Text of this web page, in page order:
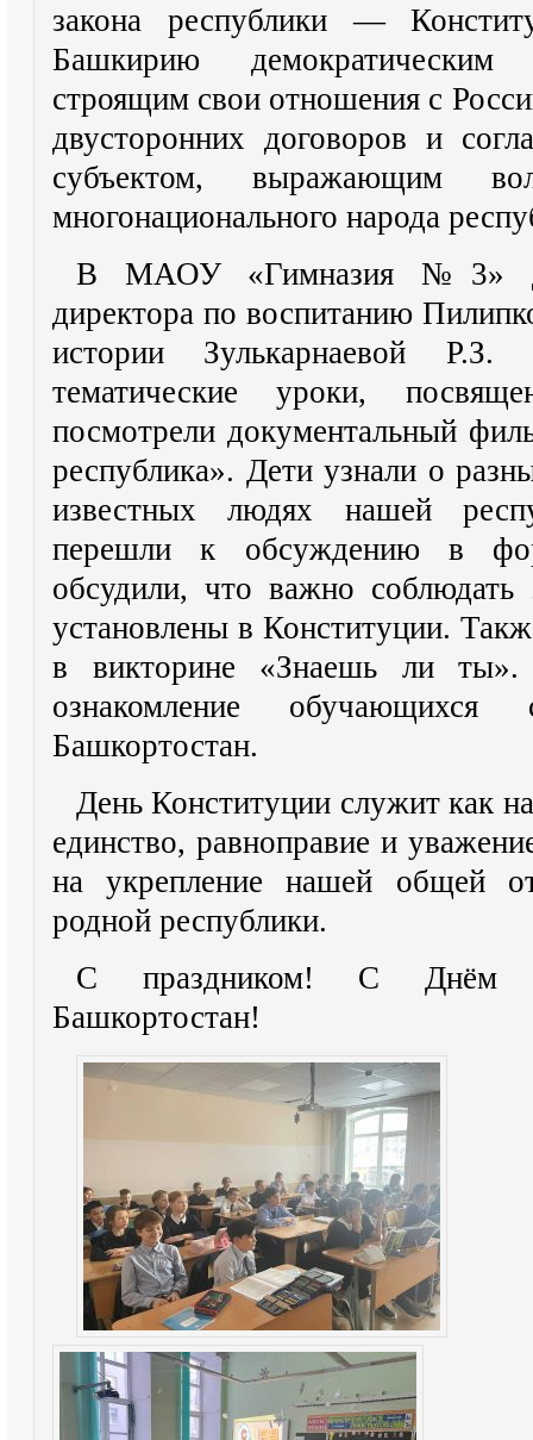
закона республики —
Башкирию демократическим
строящим свои отношения с
двусторонних договоров и
субъектом, выражающим
многонационального народа
В МАОУ «Гимназия №3»
директора по воспитанию
истории Зулькарнаевой Р.З.
тематические уроки,
посмотрели документальный
республика». Дети узнали о
известных людях нашей
перешли к обсуждению в
обсудили, что важно
установлены в Конституции.
в викторине «Знаешь ли ты».
ознакомление
Башкортостан.
День Конституции служит как
единство, равноправие и
на укрепление нашей общей
родной республики.
С праздником! С Днём
Башкортостан!